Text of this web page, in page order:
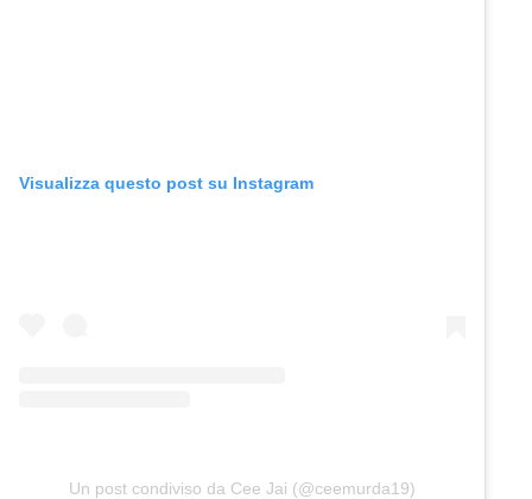
Visualizza questo post su Instagram
Un post condiviso da Cee Jai (@ceemurda19)